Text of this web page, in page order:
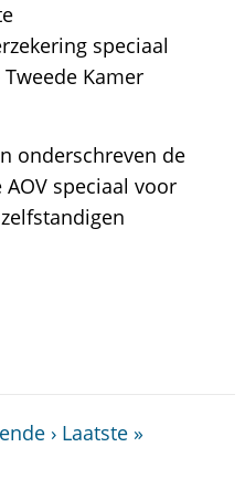
speciaal
Kamer
onderschreven de
speciaal voor
› Laatste »